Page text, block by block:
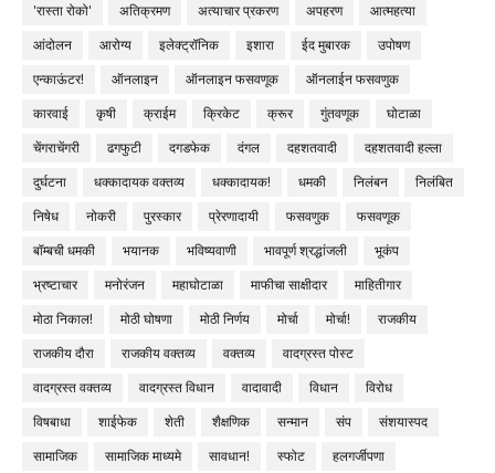
'रास्ता रोको' अतिक्रमण अत्याचार प्रकरण अपहरण
आत्महत्या
आंदोलन
आरोग्य इलेक्ट्रॉनिक इशारा ईद मुबारक
उपोषण
एन्काऊंटर!
ऑनलाइन ऑनलाइन फसवणूक
ऑनलाईन फसवणुक
कारवाई
कृषी क्राईम क्रिकेट क्रूर गुंतवणूक
घोटाळा
चेंगराचेंगरी
ढगफुटी दगडफेक दंगल दहशतवादी
दहशतवादी हल्ला
दुर्घटना
धक्कादायक वक्तव्य धक्कादायक! धमकी निलंबन
निलंबित
निषेध
नोकरी पुरस्कार प्रेरणादायी फसवणुक
फसवणूक
बॉम्बची धमकी
भयानक भविष्यवाणी भावपूर्ण श्रद्धांजली
भूकंप
भ्रष्टाचार
मनोरंजन महाघोटाळा माफीचा साक्षीदार
माहितीगार
मोठा निकाल!
मोठी घोषणा मोठी निर्णय मोर्चा मोर्चा!
राजकीय
राजकीय दौरा
राजकीय वक्तव्य वक्तव्य
वादग्रस्त पोस्ट
वादग्रस्त वक्तव्य
वादग्रस्त विधान वादावादी विधान
विरोध
विषबाधा
शाईफेक शेती शैक्षणिक सन्मान संप
संशयास्पद
सामाजिक
सामाजिक माध्यमे सावधान! स्फोट
हलगर्जीपणा